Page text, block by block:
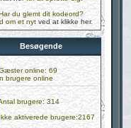
du glemt dit kodeord?
om et nytved at klikke her.
Besøgende
online: 69
brugere online
brugere: 314
aktiverede brugere:2167